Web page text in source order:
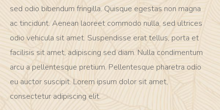
sed odio bibendum fringilla. Quisque egestas non magna
ac tincidunt. Aenean laoreet commodo nulla, sed ultrices
odio vehicula sit amet. Suspendisse erat tellus, porta et
facilisis sit amet, adipiscing sed diam. Nulla condimentum
arcu a pellentesque pretium. Pellentesque pharetra odio
eu auctor suscipit. Lorem ipsum dolor sit amet,
consectetur adipiscing elit.